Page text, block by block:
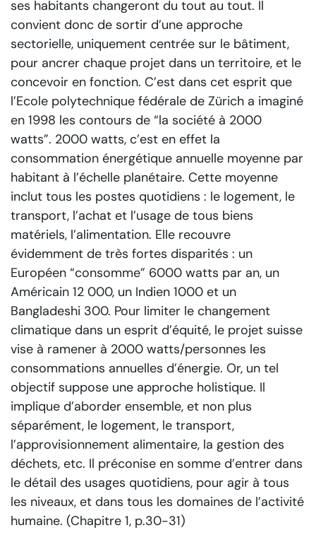
ses habitants changeront du tout au tout. Il
convient donc de sortir d’une approche
sectorielle, uniquement centrée sur le bâtiment,
pour ancrer chaque projet dans un territoire, et le
concevoir en fonction. C’est dans cet esprit que
l’Ecole polytechnique fédérale de Zürich a imaginé
en 1998 les contours de “la société à 2000
watts”. 2000 watts, c’est en effet la
consommation énergétique annuelle moyenne par
habitant à l’échelle planétaire. Cette moyenne
inclut tous les postes quotidiens : le logement, le
transport, l’achat et l’usage de tous biens
matériels, l’alimentation. Elle recouvre
évidemment de très fortes disparités : un
Européen “consomme” 6000 watts par an, un
Américain 12 000, un Indien 1000 et un
Bangladeshi 300. Pour limiter le changement
climatique dans un esprit d’équité, le projet suisse
vise à ramener à 2000 watts/personnes les
consommations annuelles d’énergie. Or, un tel
objectif suppose une approche holistique. Il
implique d’aborder ensemble, et non plus
séparément, le logement, le transport,
l’approvisionnement alimentaire, la gestion des
déchets, etc. Il préconise en somme d’entrer dans
le détail des usages quotidiens, pour agir à tous
les niveaux, et dans tous les domaines de l’activité
humaine. (Chapitre 1, p.30-31)